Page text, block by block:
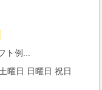
例...
曜日 日曜日 祝日